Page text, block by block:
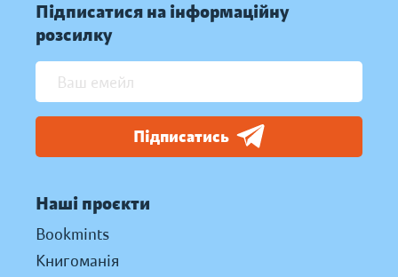
Підписатися на інформаційну
розсилку
Підписатись
Наші проєкти
Bookmints
Книгоманія